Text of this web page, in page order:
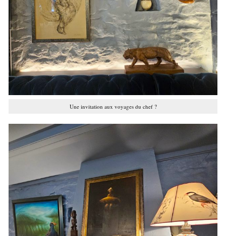
Une invitation aux voyages du chef ?